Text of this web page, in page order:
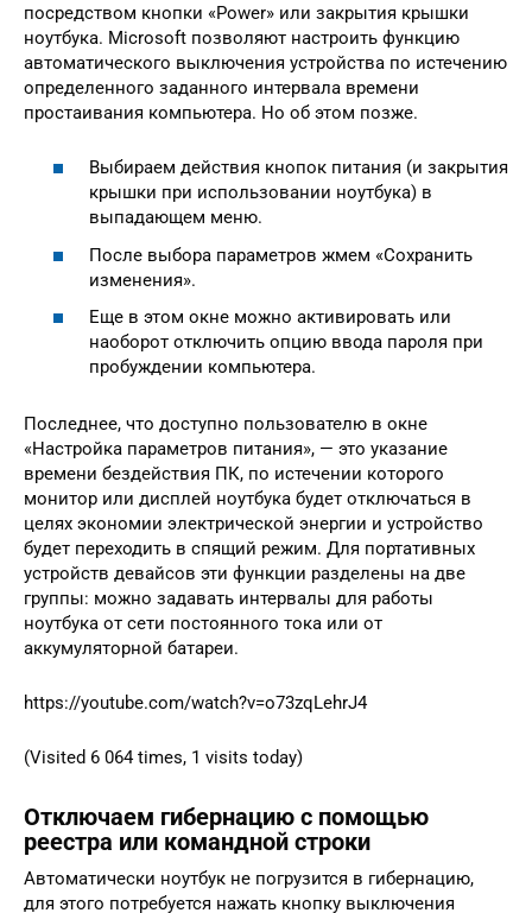
посредством кнопки «Power» или закрытия крышки
ноутбука. Microsoft позволяют настроить функцию
автоматического выключения устройства по истечению
определенного заданного интервала времени
простаивания компьютера. Но об этом позже.
Выбираем действия кнопок питания (и закрытия
крышки при использовании ноутбука) в
выпадающем меню.
После выбора параметров жмем «Сохранить
изменения».
Еще в этом окне можно активировать или
наоборот отключить опцию ввода пароля при
пробуждении компьютера.
Последнее, что доступно пользователю в окне
«Настройка параметров питания», — это указание
времени бездействия ПК, по истечении которого
монитор или дисплей ноутбука будет отключаться в
целях экономии электрической энергии и устройство
будет переходить в спящий режим. Для портативных
устройств девайсов эти функции разделены на две
группы: можно задавать интервалы для работы
ноутбука от сети постоянного тока или от
аккумуляторной батареи.
https://youtube.com/watch?v=o73zqLehrJ4
(Visited 6 064 times, 1 visits today)
Отключаем гибернацию с помощью
реестра или командной строки
Автоматически ноутбук не погрузится в гибернацию,
для этого потребуется нажать кнопку выключения